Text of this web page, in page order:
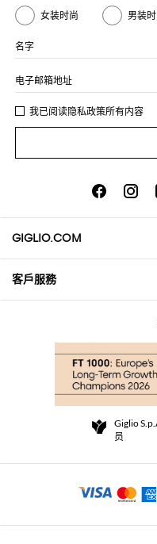
女装时尚 男装
名字
电子邮箱地址
我已阅读隐私政策所有内容
GIGLIO.COM
About
Community Store
Beauty Seekers VIP Club
客戶服務
退货与退款
For a safe shopping experience
Security Communication
Giglio
员